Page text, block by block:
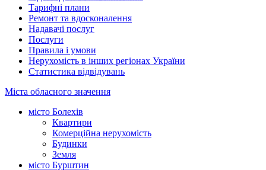
Тарифні плани
Ремонт та вдосконалення
Надавачі послуг
Послуги
Правила і умови
Нерухомість в інших регіонах України
Статистика відвідувань
Міста обласного значення
місто Болехів
Квартири
Комерційна нерухомість
Будинки
Земля
місто Бурштин